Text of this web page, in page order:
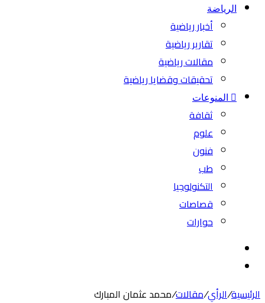
الرياضة
أخبار رياضية
تقارير رياضية
مقالات رياضية
تحقيقات وقضايا رياضية
المنوعات
ثقافة
علوم
فنون
طب
التكنولوجيا
قصاصات
حوارات
المظلم
الرئيسية/الرأي/مقالات/محمد عثمان المبارك